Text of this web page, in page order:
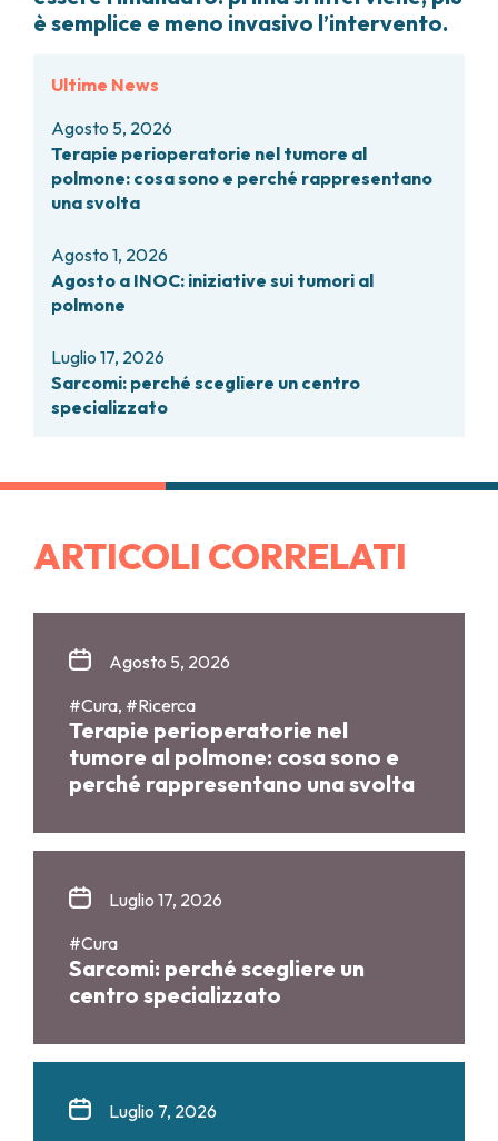
è semplice e meno invasivo l’intervento.
Ultime News
Agosto 5, 2026
Terapie perioperatorie nel tumore al
polmone: cosa sono e perché rappresentano
una svolta
Agosto 1, 2026
Agosto a INOC: iniziative sui tumori al
polmone
Luglio 17, 2026
Sarcomi: perché scegliere un centro
specializzato
ARTICOLI CORRELATI
Agosto 5, 2026
#Cura, #Ricerca
Terapie perioperatorie nel
tumore al polmone: cosa sono e
perché rappresentano una svolta
Luglio 17, 2026
#Cura
Sarcomi: perché scegliere un
centro specializzato
Luglio 7, 2026